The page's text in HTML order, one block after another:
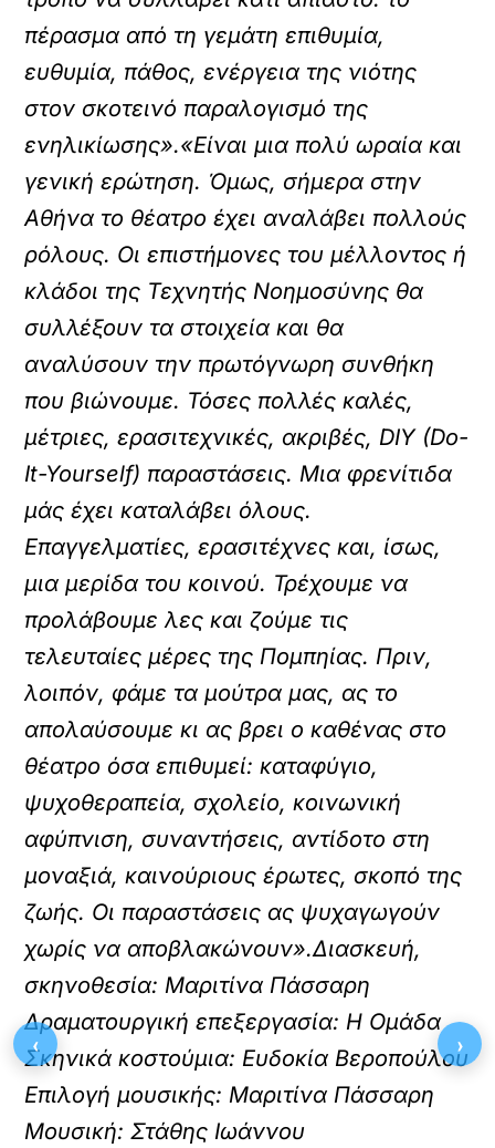
πέρασμα από τη γεμάτη επιθυμία,
ευθυμία, πάθος, ενέργεια της νιότης
στον σκοτεινό παραλογισμό της
ενηλικίωσης».«Είναι μια πολύ ωραία και
γενική ερώτηση. Όμως, σήμερα στην
Αθήνα το θέατρο έχει αναλάβει πολλούς
ρόλους. Οι επιστήμονες του μέλλοντος ή
κλάδοι της Τεχνητής Νοημοσύνης θα
συλλέξουν τα στοιχεία και θα
αναλύσουν την πρωτόγνωρη συνθήκη
που βιώνουμε. Τόσες πολλές καλές,
μέτριες, ερασιτεχνικές, ακριβές, DIY (Do-
It-Yourself) παραστάσεις. Μια φρενίτιδα
μάς έχει καταλάβει όλους.
Επαγγελματίες, ερασιτέχνες και, ίσως,
μια μερίδα του κοινού. Τρέχουμε να
προλάβουμε λες και ζούμε τις
τελευταίες μέρες της Πομπηίας. Πριν,
λοιπόν, φάμε τα μούτρα μας, ας το
απολαύσουμε κι ας βρει ο καθένας στο
θέατρο όσα επιθυμεί: καταφύγιο,
ψυχοθεραπεία, σχολείο, κοινωνική
αφύπνιση, συναντήσεις, αντίδοτο στη
μοναξιά, καινούριους έρωτες, σκοπό της
ζωής. Οι παραστάσεις ας ψυχαγωγούν
χωρίς να αποβλακώνουν».Διασκευή,
σκηνοθεσία: Μαριτίνα Πάσσαρη
Δραματουργική επεξεργασία: Η Ομάδα
Σκηνικά κοστούμια: Ευδοκία Βεροπούλου
Επιλογή μουσικής: Μαριτίνα Πάσσαρη
Μουσική: Στάθης Ιωάννου
‹ ›